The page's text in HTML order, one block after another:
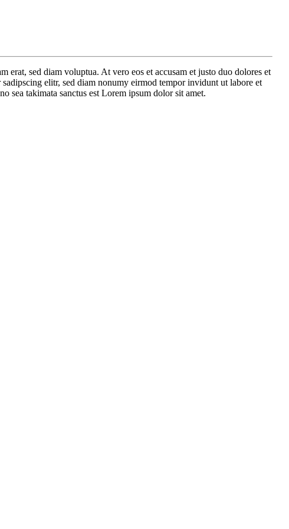
sed diam voluptua. At vero eos et accusam et justo duo dolores et
elitr, sed diam nonumy eirmod tempor invidunt ut labore et
sea takimata sanctus est Lorem ipsum dolor sit amet.